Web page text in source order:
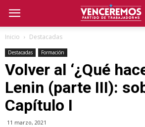
Inicio Destacadas
Destacadas Formación
Volver al ‘¿Qué
Lenin (parte III):
Capítulo I
11 marzo, 2021